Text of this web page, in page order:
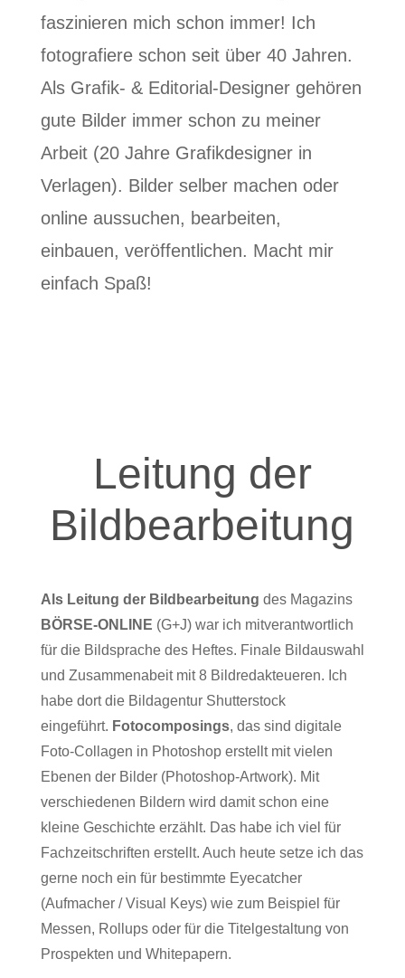
faszinieren mich schon immer! Ich
fotografiere schon seit über 40 Jahren.
Als Grafik- & Editorial-Designer gehören
gute Bilder immer schon zu meiner
Arbeit (20 Jahre Grafikdesigner in
Verlagen). Bilder selber machen oder
online aussuchen, bearbeiten,
einbauen, veröffentlichen. Macht mir
einfach Spaß!
Leitung der
Bildbearbeitung
Als Leitung der Bildbearbeitung des Magazins
BÖRSE-ONLINE (G+J) war ich mitverantwortlich
für die Bildsprache des Heftes. Finale Bildauswahl
und Zusammenabeit mit 8 Bildredakteueren. Ich
habe dort die Bildagentur Shutterstock
eingeführt. Fotocomposings, das sind digitale
Foto-Collagen in Photoshop erstellt mit vielen
Ebenen der Bilder (Photoshop-Artwork). Mit
verschiedenen Bildern wird damit schon eine
kleine Geschichte erzählt. Das habe ich viel für
Fachzeitschriften erstellt. Auch heute setze ich das
gerne noch ein für bestimmte Eyecatcher
(Aufmacher / Visual Keys) wie zum Beispiel für
Messen, Rollups oder für die Titelgestaltung von
Prospekten und Whitepapern.